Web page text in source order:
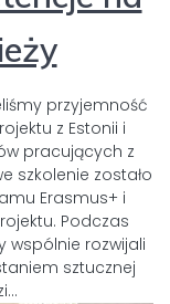
przyjemność
z Estonii i
pracujących z
szkolenie zostało
Erasmus+ i
Podczas
wspólnie rozwijali
sztucznej